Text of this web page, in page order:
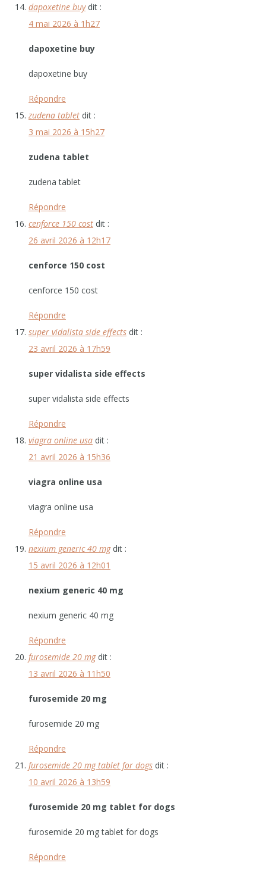
dapoxetine buy dit :
4 mai 2026 à 1h27
dapoxetine buy
dapoxetine buy
Répondre
zudena tablet dit :
3 mai 2026 à 15h27
zudena tablet
zudena tablet
Répondre
cenforce 150 cost dit :
26 avril 2026 à 12h17
cenforce 150 cost
cenforce 150 cost
Répondre
super vidalista side effects dit :
23 avril 2026 à 17h59
super vidalista side effects
super vidalista side effects
Répondre
viagra online usa dit :
21 avril 2026 à 15h36
viagra online usa
viagra online usa
Répondre
nexium generic 40 mg dit :
15 avril 2026 à 12h01
nexium generic 40 mg
nexium generic 40 mg
Répondre
furosemide 20 mg dit :
13 avril 2026 à 11h50
furosemide 20 mg
furosemide 20 mg
Répondre
furosemide 20 mg tablet for dogs dit :
10 avril 2026 à 13h59
furosemide 20 mg tablet for dogs
furosemide 20 mg tablet for dogs
Répondre